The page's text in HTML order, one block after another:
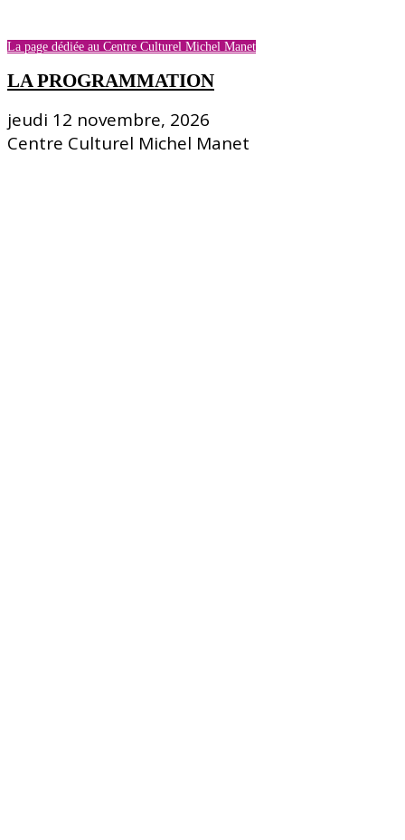
La page dédiée au Centre Culturel Michel Manet
LA PROGRAMMATION
jeudi 12 novembre, 2026
Centre Culturel Michel Manet